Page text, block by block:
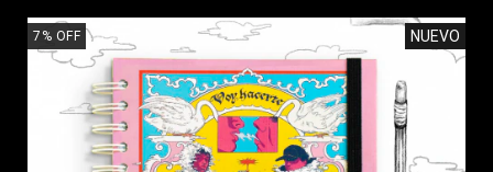
7 % OFF NUEVO